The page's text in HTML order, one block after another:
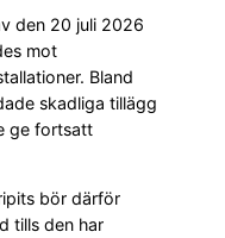
den 20 juli 2026
mot
Bland
skadliga tillägg
ge fortsatt
bör därför
tills den har